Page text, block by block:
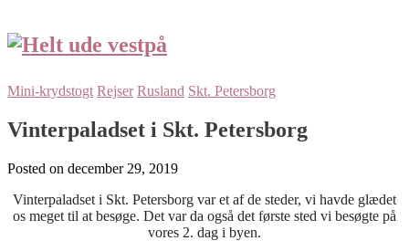
Mini-krydstogt Rejser Rusland Skt. Petersborg
Vinterpaladset i Skt. Petersborg
Posted on december 29, 2019
Vinterpaladset i Skt. Petersborg var et af de steder, vi havde glædet
os meget til at besøge. Det var da også det første sted vi besøgte på
vores 2. dag i byen.